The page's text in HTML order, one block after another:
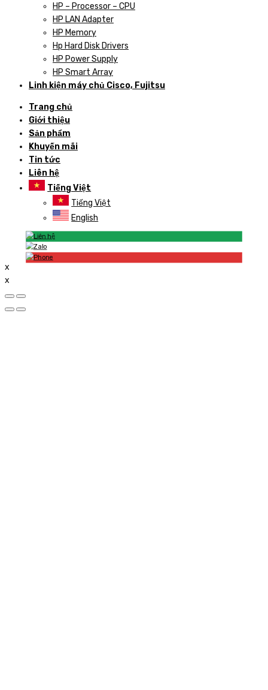
HP – Processor – CPU
HP LAN Adapter
HP Memory
Hp Hard Disk Drivers
HP Power Supply
HP Smart Array
Linh kiện máy chủ Cisco, Fujitsu
Trang chủ
Giới thiệu
Sản phẩm
Khuyến mãi
Tin tức
Liên hệ
Tiếng Việt
Tiếng Việt
English
x
x